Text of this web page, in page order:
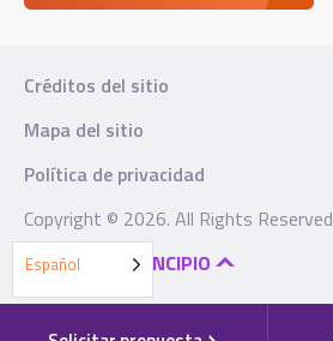
Créditos del sitio
Mapa del sitio
Política de privacidad
Copyright © 2026. All Rights Reserved
VOLVER AL PRINCIPIO
Español